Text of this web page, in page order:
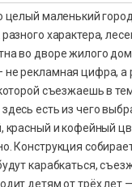
целый маленький
разного характера,
во дворе жилого
рекламная цифра, а
съезжаешь в
есть из чего
красный и кофейный
Конструкция
карабкаться,
детям от трёх лет